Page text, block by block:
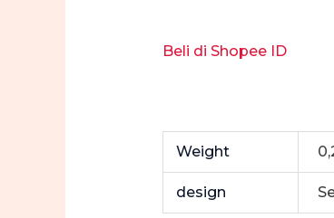
Beli di Shopee ID
Weight
design